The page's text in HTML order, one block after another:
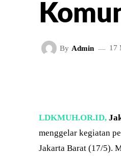
By Admin 17
LDKMUH.OR.ID,
menggelar kegiatan
Jakarta Barat (17/5).